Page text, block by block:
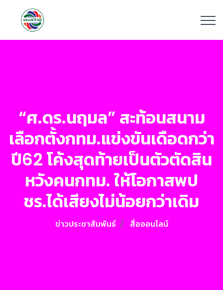
“ศ.ดร.นฤมล” สะท้อนสนาม
เลือกตั้งกทม.แข่งขันเดือดกว่า
ปี62 โค้งสุดท้ายเป็นตัวตัดสิน
หวังคนกทม. ให้โอกาสพป
ชร.ได้เสียงไม่น้อยกว่าเดิม
ข่าวประชาสัมพันธ์ สื่อออนไลน์